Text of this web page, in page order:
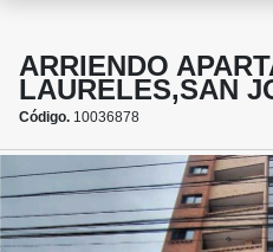
ARRIENDO
LAURELES,SAN
Código. 10036878